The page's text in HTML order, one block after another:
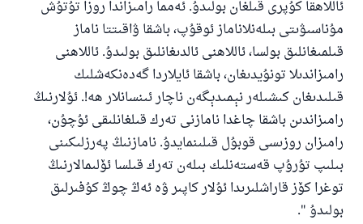
ئاللاھقا كۇپرى قىلغان بولىدۇ. ئەمما رامىزاندا روزا تۇتۇش
مۇناسىۋىتى بىلەنلاناماز ئوقۇپ، باشقا ۋاقىتتا ناماز
قىلمىغانلىق بولسا، ئاللاھنى ئالدىغانلىق بولىدۇ. ئاللاھنى
رامىزاندىلا تونۇيدىغان، باشقا ئايلاردا گەدەنكەشلىك
قىلىدىغان كىشىلەر نېمىدېگەن ناچار ئىنسانلار ھە!. ئۇلارنىڭ
رامىزاندىن باشقا چاغدا نامازنى تەرك قىلغانلىقى ئۇچۇن،
رامىزان روزىسى قوبۇل قىلىنمايدۇ. نامازنىڭ پەرزلىكىنى
بىلىپ تۇرۇپ قەستەنلىك بىلەن تەرك قىلسا ئۆلىمالارنىڭ
توغرا كۆز قاراشلىرىدا ئۇلار كاپىر ۋە ئەڭ چوڭ كۇفىرلىق
بولىدۇ ".